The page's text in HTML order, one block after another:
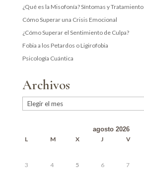
¿Qué es la Misofonía? Síntomas y Tratamiento
Cómo Superar una Crisis Emocional
¿Cómo Superar el Sentimiento de Culpa?
Fobia a los Petardos o Ligirofobia
Psicología Cuántica
Archivos
Archivos
agosto 2026
L
M X J V
3
4 5 6 7